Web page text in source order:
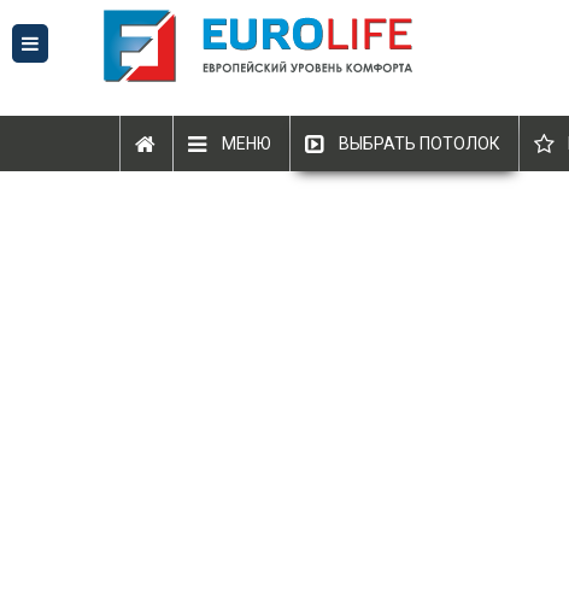
МЕНЮ ВЫБРАТЬ ПОТОЛОК